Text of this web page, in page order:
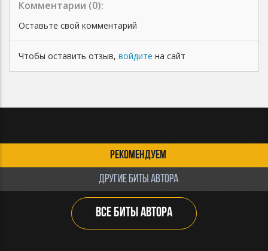
Комментарии (0):
Оставьте свой комментарий
Чтобы оставить отзыв, войдите на сайт
РЕКОМЕНДУЕМ
ДРУГИЕ БИТЫ АВТОРА
ВСЕ БИТЫ АВТОРА